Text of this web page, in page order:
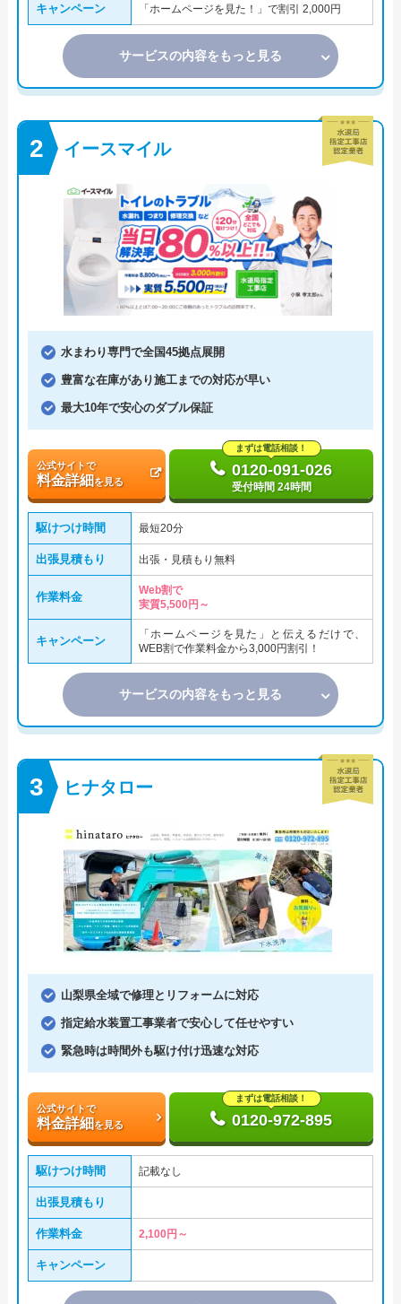
キャンペーン 「ホームページを見た！」で割引 2,000円
サービスの内容をもっと見る
イースマイル
水まわり専門で全国45拠点展開
豊富な在庫があり施工までの対応が早い
最大10年で安心のダブル保証
公式サイトで
料金詳細を見る
まずは電話相談！
0120-091-026
受付時間 24時間
駆けつけ時間 最短20分
出張見積もり 出張・見積もり無料
作業料金
Web割で
実質5,500円～
キャンペーン
「ホームページを見た」と伝えるだけで、
WEB割で作業料金から3,000円割引！
サービスの内容をもっと見る
ヒナタロー
山梨県全域で修理とリフォームに対応
指定給水装置工事業者で安心して任せやすい
緊急時は時間外も駆け付け迅速な対応
公式サイトで
料金詳細を見る
まずは電話相談！
0120-972-895
駆けつけ時間 記載なし
出張見積もり
作業料金 2,100円～
キャンペーン